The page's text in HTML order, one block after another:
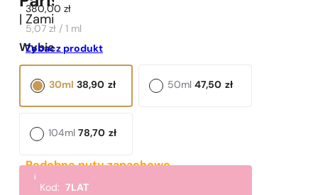
380,00zł
5,07 zł / 1 ml
Zobacz produkt
Podobne nuty zapachowe
Femme
| Zamiennik
Wybierz pojemność:
38,90 zł
30ml 47,50 zł
50ml
78,70 zł
104ml
i
Kod:7LAT